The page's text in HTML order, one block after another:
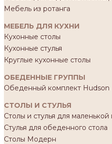
Мебель из ротанга
МЕБЕЛЬ ДЛЯ КУХНИ
Кухонные столы
Кухонные стулья
Круглые кухонные столы
ОБЕДЕННЫЕ ГРУППЫ
Обеденный комплект Hudson
СТОЛЫ И СТУЛЬЯ
Столы и стулья для маленькой
Стулья для обеденного стола
Столы Модерн